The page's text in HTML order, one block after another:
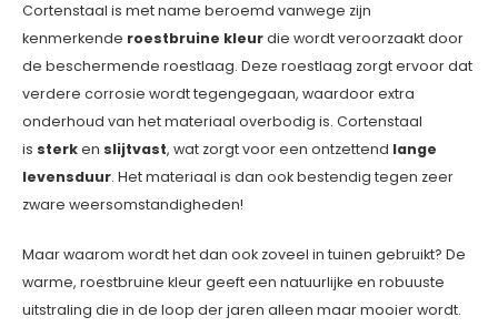
Cortenstaal is met name beroemd vanwege zijn
kenmerkende roestbruine kleurdie wordt veroorzaakt door
de beschermende roestlaag. Deze roestlaag zorgt ervoor dat
verdere corrosie wordt tegengegaan, waardoor extra
onderhoud van het materiaal overbodig is. Cortenstaal
is sterken slijtvast, wat zorgt voor een ontzettend lange
levensduur. Het materiaal is dan ook bestendig tegen zeer
zware weersomstandigheden!
Maar waarom wordt het dan ook zoveel in tuinen gebruikt? De
warme, roestbruine kleur geeft een natuurlijke en robuuste
uitstraling die in de loop der jaren alleen maar mooier wordt.